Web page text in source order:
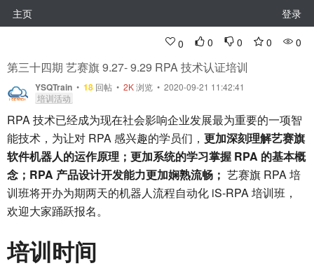
主页 登录
0 0 0 0 0
第三十四期 艺赛旗 9.27- 9.29 RPA 技术认证培训
YSQTrain • 18 回帖 • 2K浏览 • 2020-09-21 11:42:41
培训活动
RPA 技术已经成为现在社会影响企业发展最为重要的一项智
能技术，为让对 RPA 感兴趣的学员们， 更加深刻理解艺赛旗
软件机器人的运作原理；更加系统的学习掌握 RPA 的基本概
念；RPA 产品设计开发能力更加娴熟流畅； 艺赛旗 RPA 培
训班将开办为期两天的机器人流程自动化 iS-RPA 培训班，
欢迎大家踊跃报名。
培训时间